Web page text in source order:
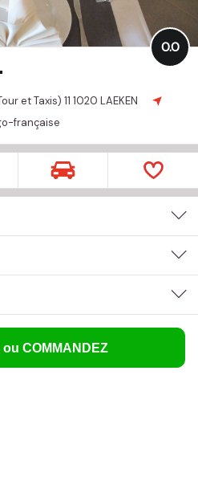
et Taxis) 11 1020 LAEKEN
0.0
française
COMMANDEZ